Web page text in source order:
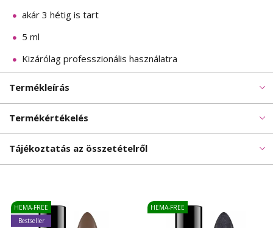
akár 3 hétig is tart
5 ml
Kizárólag professzionális használatra
Termékleírás
Termékértékelés
Tájékoztatás az összetételről
HEMA-FREE
Bestseller
HEMA-FREE